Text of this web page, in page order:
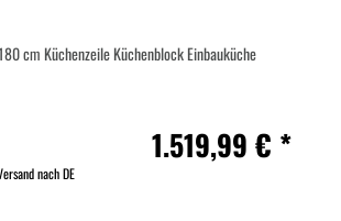
cm Küchenzeile Küchenblock Einbauküche
1.519,99 € *
nach DE